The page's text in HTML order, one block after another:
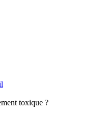
toxique ?